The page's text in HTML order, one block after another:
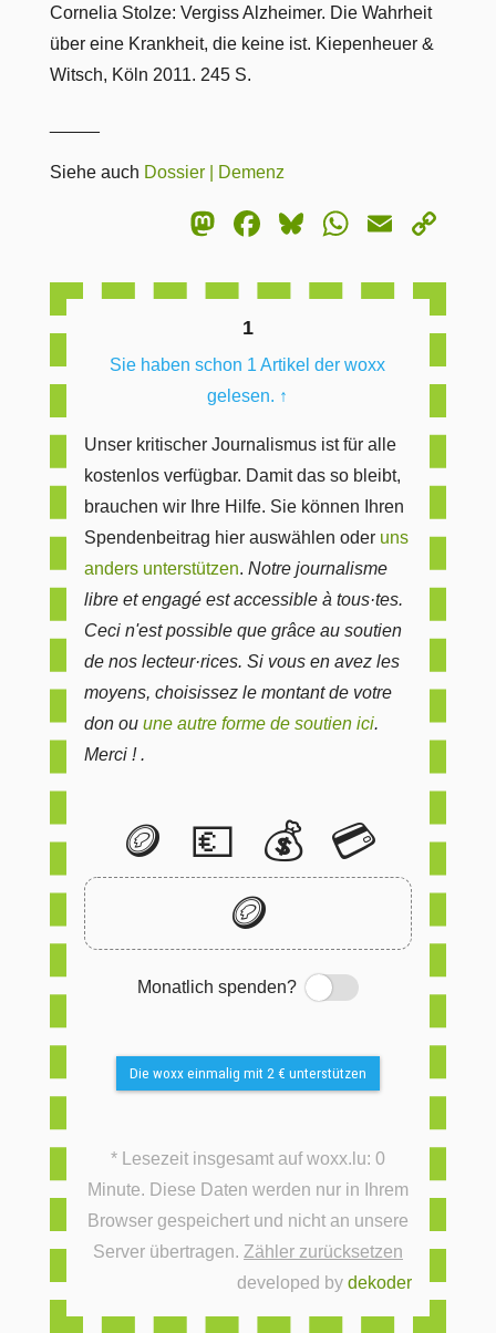
Cornelia Stolze: Vergiss Alzheimer. Die Wahrheit
über eine Krankheit, die keine ist. Kiepenheuer &
Witsch, Köln 2011. 245 S.
Siehe auch Dossier | Demenz
Mastodon
Facebook
BlueskyEmail
1
Sie haben schon 1 Artikel der woxx
gelesen. ↑
Unser kritischer Journalismus ist für alle
kostenlos verfügbar. Damit das so bleibt,
brauchen wir Ihre Hilfe. Sie können Ihren
Spendenbeitrag hier auswählen oder uns
anders unterstützen. Notre journalisme
libre et engagé est accessible à tous·tes.
Ceci n'est possible que grâce au soutien
de nos lecteur·rices. Si vous en avez les
moyens, choisissez le montant de votre
don ou une autre forme de soutien ici.
Merci ! .
🪙 💶 💰 💳
🪙
Monatlich spenden?
Switch
Die woxx einmalig mit 2 € unterstützen
* Lesezeit insgesamt auf woxx.lu: 0
Minute. Diese Daten werden nur in Ihrem
Browser gespeichert und nicht an unsere
Server übertragen. Zähler zurücksetzen
developed bydekoder